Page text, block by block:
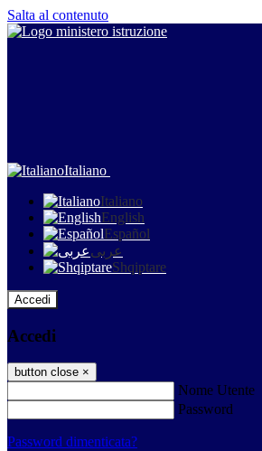
Salta al contenuto
Italiano
Italiano
English
Español
عربى
Shqiptare
Accedi
Accedi
button close ×
Nome Utente
Password
Password dimenticata?